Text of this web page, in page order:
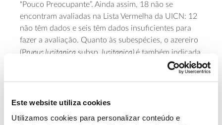
Este website utiliza cookies
Utilizamos cookies para personalizar conteúdo e
“Pouco Preocupante”. Ainda assim, 18 não se
encontram avaliadas na Lista Vermelha da UICN: 12
não têm dados e seis têm dados insuficientes para
fazer a avaliação. Quanto às subespécies, o azereiro
(Prunus lusitanica subsp. lusitanica)é também indicada
Entre as espécies introduzidas, o cedro-do-atlas
Aesculus hippocastanum
“Vulnerável. “Em Perigo” está também a subespécie